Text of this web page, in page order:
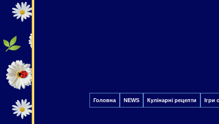
Головна NEWS Кулінарні рецепти Ігри